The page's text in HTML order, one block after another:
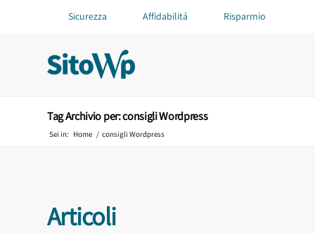
Sicurezza Affidabilitá Risparmio
Tag Archivio per: consigli Wordpress
Sei in: Home / consigli Wordpress
Articoli